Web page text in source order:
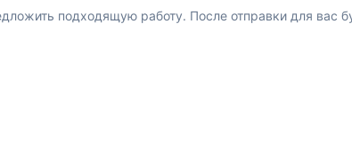
подходящую работу. После отправки для вас